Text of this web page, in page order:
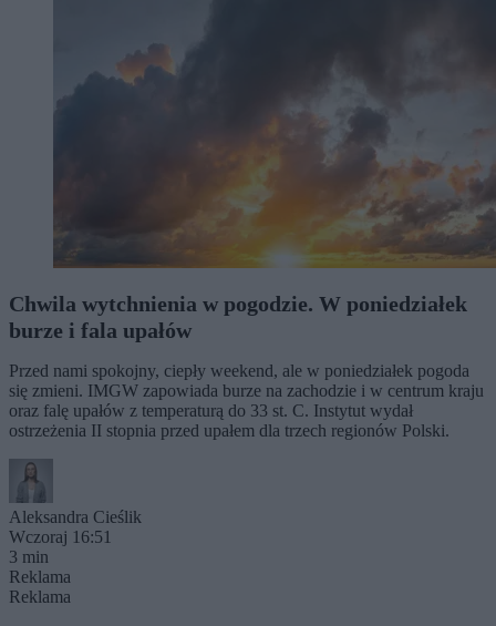
Chwila wytchnienia w pogodzie. W poniedziałek
burze i fala upałów
Przed nami spokojny, ciepły weekend, ale w poniedziałek pogoda
się zmieni. IMGW zapowiada burze na zachodzie i w centrum kraju
oraz falę upałów z temperaturą do 33 st. C. Instytut wydał
ostrzeżenia II stopnia przed upałem dla trzech regionów Polski.
Aleksandra Cieślik
Wczoraj 16:51
3 min
Reklama
Reklama